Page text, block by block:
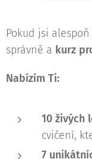
Pokud jsi
správně a kurz
Nabízím Ti:
10 živých
cvičení,
7